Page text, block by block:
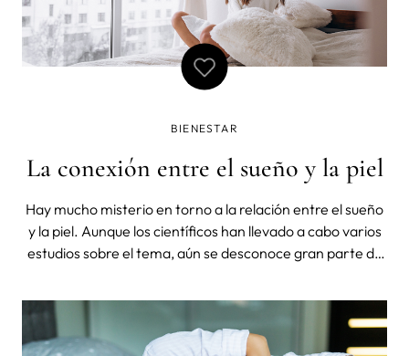
BIENESTAR
La conexión entre el sueño y la piel
Hay mucho misterio en torno a la relación entre el sueño
y la piel. Aunque los científicos han llevado a cabo varios
estudios sobre el tema, aún se desconoce gran parte de
una correlación definitiva entre ambos. En este artículo,